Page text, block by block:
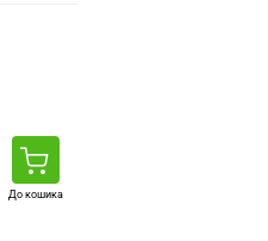
До кошика